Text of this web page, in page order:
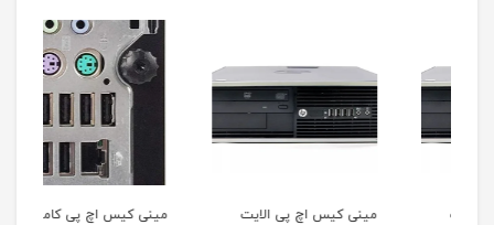
مینی کیس اچ پی الایت
مینی کیس اچ پی کامپک